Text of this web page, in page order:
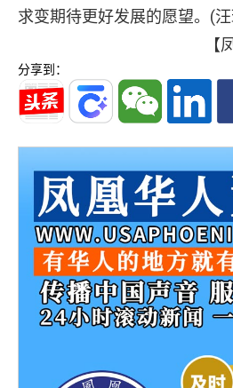
求变期待更好发展的愿望。(
【
分享到：